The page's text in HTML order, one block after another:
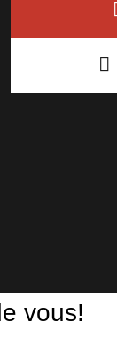
vous!